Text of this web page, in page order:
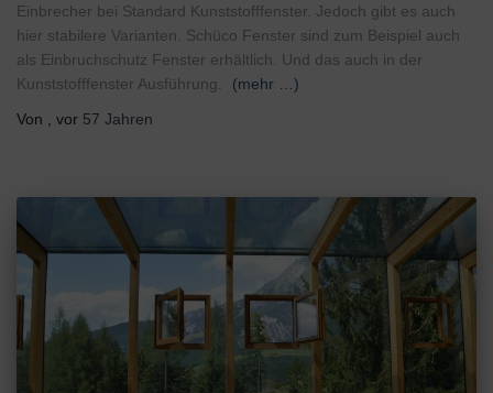
Einbrecher bei Standard Kunststofffenster. Jedoch gibt es auch
hier stabilere Varianten. Schüco Fenster sind zum Beispiel auch
als Einbruchschutz Fenster erhältlich. Und das auch in der
Kunststofffenster Ausführung.
(mehr …)
Von , vor 57 Jahren